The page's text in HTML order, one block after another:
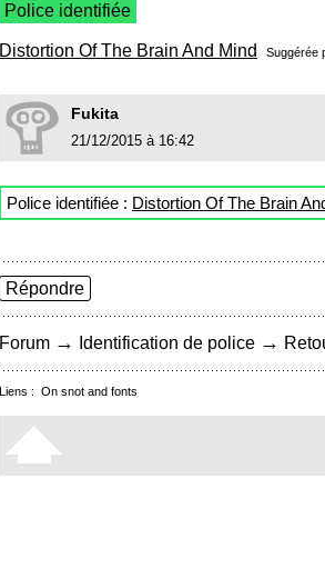
Police identifiée
Distortion Of The Brain And Mind Suggérée
Fukita
21/12/2015 à 16:42
Police identifiée : Distortion Of The Brain
Répondre
Forum → Identification de police →
Liens : On snot and fonts